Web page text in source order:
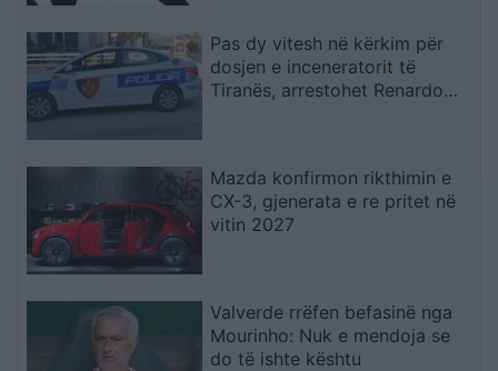
Pas dy vitesh në kërkim për
dosjen e inceneratorit të
Tiranës, arrestohet Renardo
Mazda konfirmon rikthimin e
CX-3, gjenerata e re pritet në
vitin 2027
Valverde rrëfen befasinë nga
Mourinho: Nuk e mendoja se
do të ishte kështu